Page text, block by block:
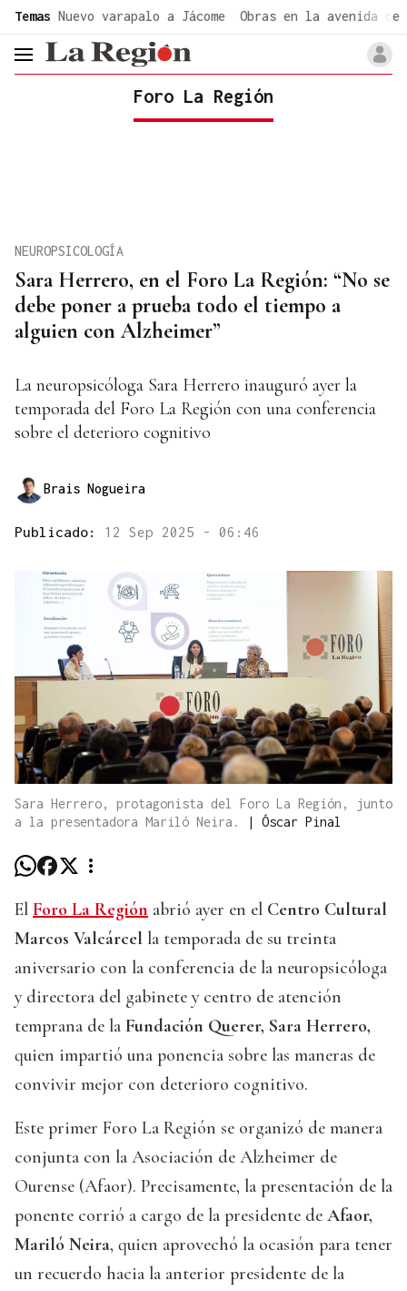
Temas Nuevo varapalo a Jácome Obras en la avenida de
header.menu.open
Foro La Región
Sara Herrero, en el Foro La Región: “No se
debe poner a prueba todo el tiempo a
alguien con Alzheimer”
NEUROPSICOLOGÍA
La neuropsicóloga Sara Herrero inauguró ayer la
temporada del Foro La Región con una conferencia
sobre el deterioro cognitivo
Brais Nogueira
Publicado: 12 Sep 2025 - 06:46
Sara Herrero, protagonista del Foro La Región, junto
a la presentadora Mariló Neira.
| Óscar Pinal
El Foro La Región abrió ayer en el Centro Cultural
Marcos Valcárcel la temporada de su treinta
aniversario con la conferencia de la neuropsicóloga
y directora del gabinete y centro de atención
temprana de la Fundación Querer, Sara Herrero,
quien impartió una ponencia sobre las maneras de
convivir mejor con deterioro cognitivo.
Este primer Foro La Región se organizó de manera
conjunta con la Asociación de Alzheimer de
Ourense (Afaor). Precisamente, la presentación de la
ponente corrió a cargo de la presidente de Afaor,
Mariló Neira, quien aprovechó la ocasión para tener
un recuerdo hacia la anterior presidente de la